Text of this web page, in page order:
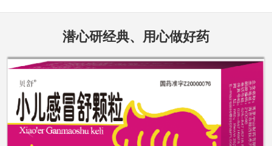
潜心研经典、用心做好药